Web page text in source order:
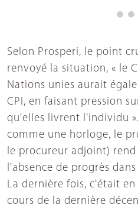
Selon Prosperi, le point
renvoyé la situation, « le
Nations unies aurait
CPI, en faisant pression
qu'elles livrent l'individu
comme une horloge, le
le procureur adjoint)
l'absence de progrès
La dernière fois, c'était en
cours de la dernière